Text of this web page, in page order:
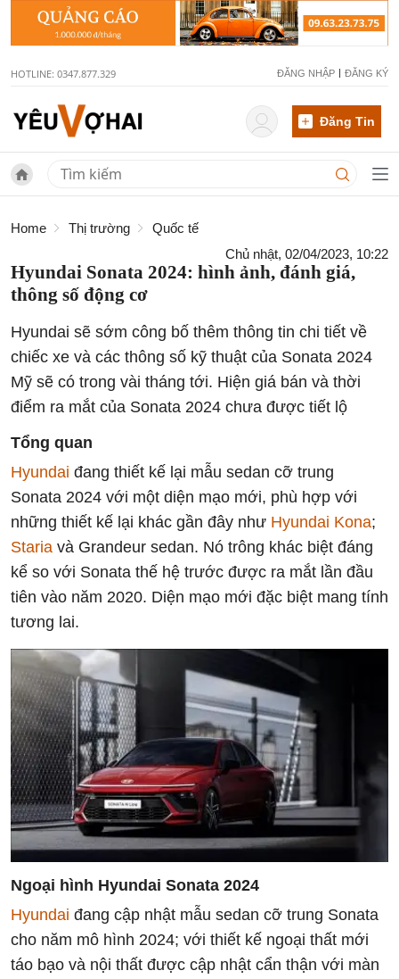
HOTLINE: 0347.877.329 ĐĂNG NHẬP ĐĂNG KÝ
Đăng Tin
Home Thị trường
Quốc tế
Chủ nhật, 02/04/2023, 10:22
Hyundai Sonata 2024: hình ảnh, đánh giá,
thông số động cơ
Hyundai sẽ sớm công bố thêm thông tin chi tiết về
chiếc xe và các thông số kỹ thuật của Sonata 2024
Mỹ sẽ có trong vài tháng tới. Hiện giá bán và thời
điểm ra mắt của Sonata 2024 chưa được tiết lộ
Tổng quan
Hyundai đang thiết kế lại mẫu sedan cỡ trung
Sonata 2024 với một diện mạo mới, phù hợp với
những thiết kế lại khác gần đây như Hyundai Kona;
Staria và Grandeur sedan. Nó trông khác biệt đáng
kể so với Sonata thế hệ trước được ra mắt lần đầu
tiên vào năm 2020. Diện mạo mới đặc biệt mang tính
tương lai.
Ngoại hình Hyundai Sonata 2024
Hyundai đang cập nhật mẫu sedan cỡ trung Sonata
cho năm mô hình 2024; với thiết kế ngoại thất mới
táo bạo và nội thất được cập nhật cẩn thận với màn